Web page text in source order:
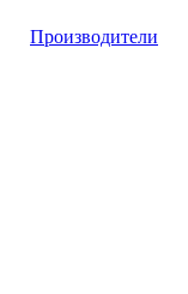
Производители